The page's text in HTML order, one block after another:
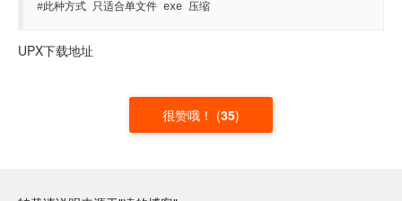
#此种方式 只适合单文件 exe 压缩
UPX下载地址
很赞哦！ (35)